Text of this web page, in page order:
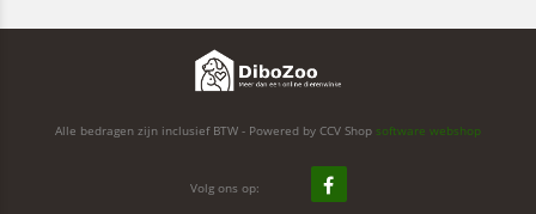
Alle bedragen zijn inclusief BTW - Powered by CCV Shop software webshop
Volg ons op: